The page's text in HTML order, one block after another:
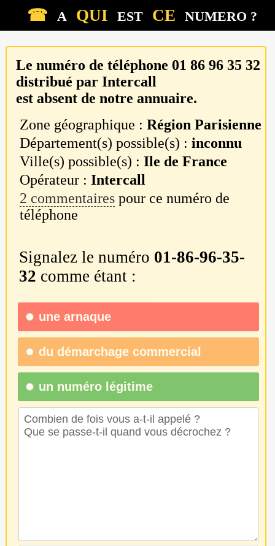
☎ A QUI EST CE NUMERO ?
Le numéro de téléphone 01 86 96 35 32
distribué par Intercall
est absent de notre annuaire.
Zone géographique :Région Parisienne
Département(s) possible(s) :inconnu
Ville(s) possible(s) :Ile de France
Opérateur :Intercall
2 commentaires pour ce numéro de
téléphone
Signalez le numéro 01-86-96-35-
32 comme étant :
une arnaque
du démarchage commercial
un numéro légitime